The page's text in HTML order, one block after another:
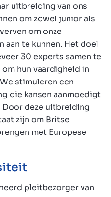
uitbreiding van ons
om zowel junior als
om onze
te kunnen. Het doel
30 experts samen te
hun vaardigheid in
stimuleren een
die kansen aanmoedigt
Door deze uitbreiding
zijn om Britse
met Europese
pleitbezorger van